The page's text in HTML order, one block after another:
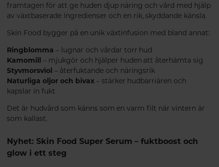
framtagen för att ge huden djup näring och vård med hjälp
av växtbaserade ingredienser och en rik, skyddande känsla.
Skin Food bygger på en unik växtinfusion med bland annat:
Ringblomma – lugnar och vårdar torr hud
Kamomill – mjukgör och hjälper huden att återhämta sig
Styvmorsviol – återfuktande och näringsrik
Naturliga oljor och bivax– stärker hudbarriären och
kapslar in fukt
Det är hudvård som känns som en varm filt när vintern är
som kallast.
Nyhet: Skin Food Super Serum – fuktboost och
glow i ett steg